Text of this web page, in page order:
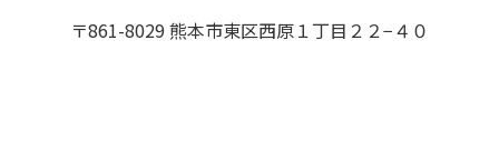
〒861-8029 熊本市東区西原１丁目２２−４０